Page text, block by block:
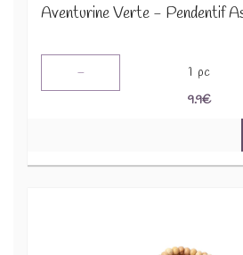
- 1 pc
9.9€